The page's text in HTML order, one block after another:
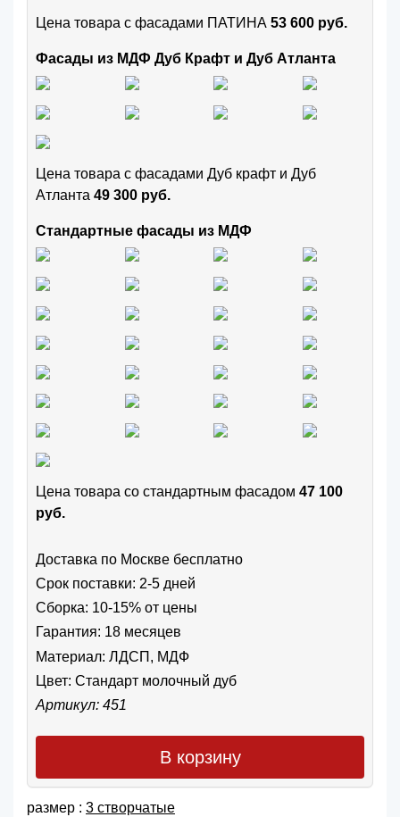
Цена товара с фасадами ПАТИНА 53 600 руб.
Фасады из МДФ Дуб Крафт и Дуб Атланта
Цена товара с фасадами Дуб крафт и Дуб
Атланта 49 300 руб.
Стандартные фасады из МДФ
Цена товара cо стандартным фасадом 47 100
руб.
Доставка по Москве бесплатно
Срок поставки: 2-5 дней
Сборка: 10-15% от цены
Гарантия: 18 месяцев
Материал: ЛДСП, МДФ
Цвет: Стандарт молочный дуб
Артикул: 451
В корзину
размер : 3 створчатые